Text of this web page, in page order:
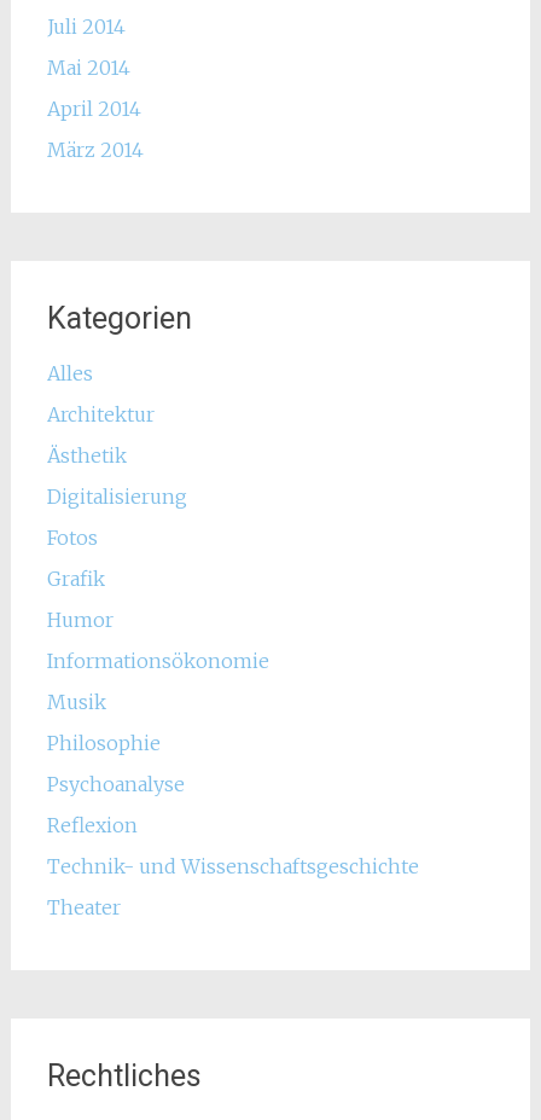
Juli 2014
Mai 2014
April 2014
März 2014
Kategorien
Alles
Architektur
Ästhetik
Digitalisierung
Fotos
Grafik
Humor
Informationsökonomie
Musik
Philosophie
Psychoanalyse
Reflexion
Technik- und Wissenschaftsgeschichte
Theater
Rechtliches